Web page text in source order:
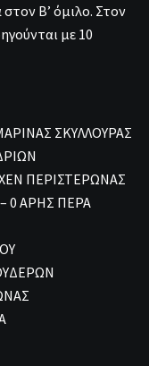
Β’ όμιλο. Στον
με 10
ΣΚΥΛΛΟΥΡΑΣ
ΠΕΡΙΣΤΕΡΩΝΑΣ
0 ΑΡΗΣ ΠΕΡΑ